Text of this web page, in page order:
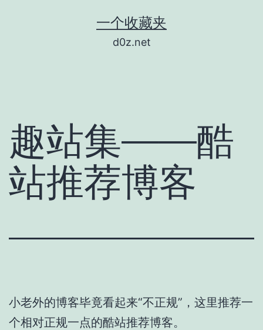
一个收藏夹
d0z.net
趣站集——酷
站推荐博客
小老外的博客毕竟看起来“不正规”，这里推荐一
个相对正规一点的酷站推荐博客。